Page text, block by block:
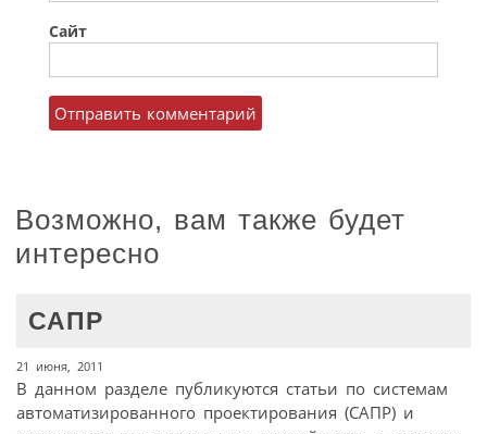
Сайт
Возможно, вам также будет
интересно
САПР
21 июня, 2011
В данном разделе публикуются статьи по системам
автоматизированного проектирования (САПР) и